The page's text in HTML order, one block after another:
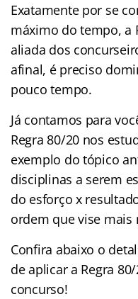
Exatamente por se
máximo do tempo, a
aliada dos
afinal, é preciso
pouco tempo.
Já contamos para
Regra 80/20 nos
exemplo do tópico
disciplinas a serem
do esforço x
ordem que vise mais
Confira abaixo o
de aplicar a Regra
concurso!